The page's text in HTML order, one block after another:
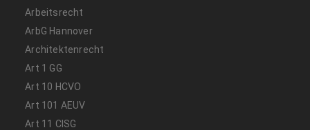
Arbeitsrecht
ArbG Hannover
Architektenrecht
Art 1 GG
Art 10 HCVO
Art 101 AEUV
Art 11 CISG